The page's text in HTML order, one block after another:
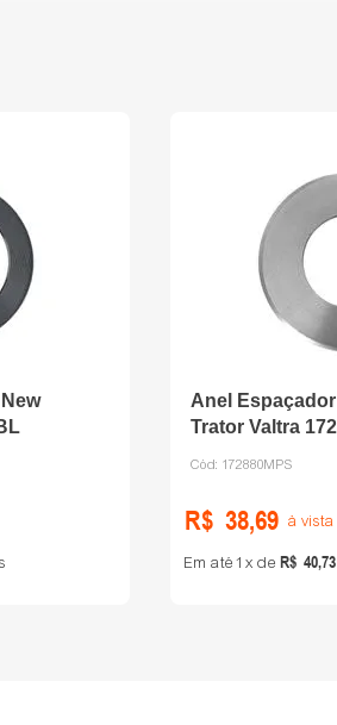
Anel
Trator Valtra
Cód: 172880MPS
R$ 38,69 à vista
Em até1 de R$ 40,73